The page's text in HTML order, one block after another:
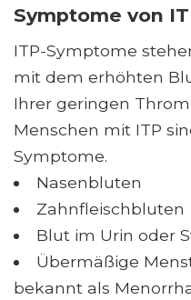
Symptome von
ITP-Symptome
mit dem erhöhten
Ihrer geringen
Menschen mit ITP
Symptome.
Nasenbluten
Zahnfleischbluten
Blut im Urin oder
Übermäßige
bekannt als